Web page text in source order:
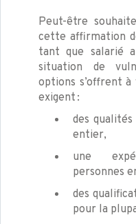
Peut-être
cette affirmation
tant que salarié
situation de
options s’offrent à
exigent :
des
entier,
une
personnes
des
pour la